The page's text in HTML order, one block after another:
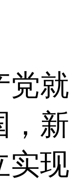
就
，新
实现